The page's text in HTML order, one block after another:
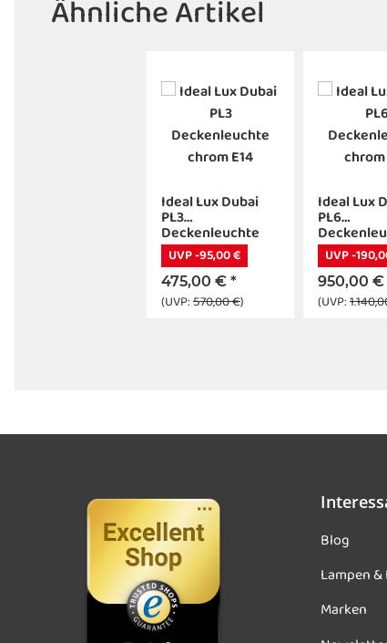
Ähnliche Artikel
Ideal Lux Dubai
PL3
Deckenleuchte
chrom E14
UVP -95,00 €
475,00 € *
(UVP:570,00 €)
Ideal Lux
PL6
chrom E14
UVP -
950,00 €
(UVP:
Blog
Lampen
Marken